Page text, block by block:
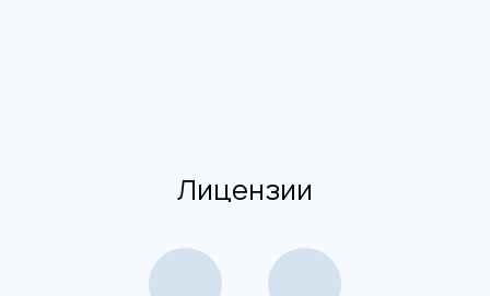
Лицензии